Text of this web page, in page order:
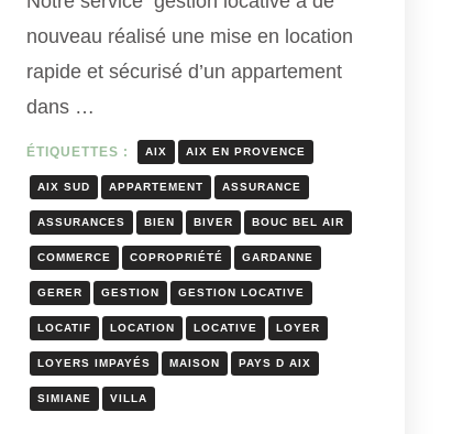
nouveau réalisé une mise en location
rapide et sécurisé d’un appartement
dans …
ÉTIQUETTES : AIX AIX EN PROVENCE
AIX SUD APPARTEMENT ASSURANCE
ASSURANCES BIEN BIVER BOUC BEL AIR
COMMERCE COPROPRIÉTÉ GARDANNE
GERER GESTION GESTION LOCATIVE
LOCATIF LOCATION LOCATIVE LOYER
LOYERS IMPAYÉS MAISON PAYS D AIX
SIMIANE VILLA